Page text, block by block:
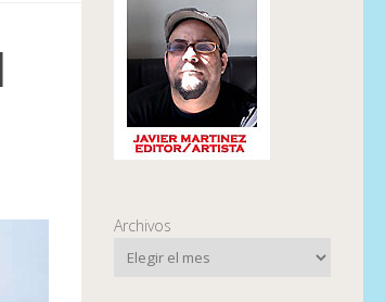
Archivos